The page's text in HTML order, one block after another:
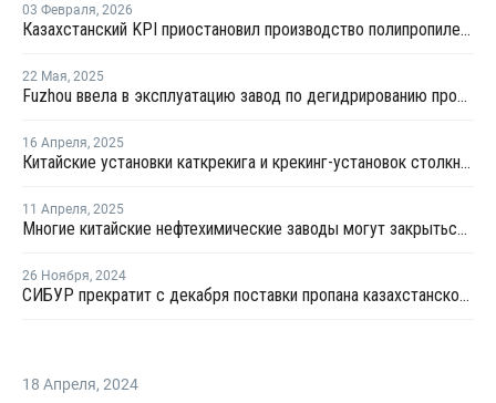
03 Февраля, 2026
Казахстанский KPI приостановил производство полипропилена
22 Мая, 2025
Fuzhou ввела в эксплуатацию завод по дегидрированию пропана мощностью 900 тысяч тонн
16 Апреля, 2025
Китайские установки каткрекига и крекинг-установок столкнулись нехваткой сырья после ответных пошлин
11 Апреля, 2025
Многие китайские нефтехимические заводы могут закрыться из-за ответных пошлин на американский СПГ
26 Ноября, 2024
СИБУР прекратит c декабря поставки пропана казахстанскому KPI
18 Апреля, 2024